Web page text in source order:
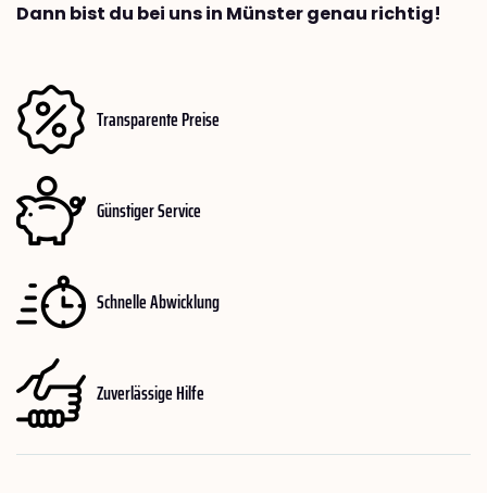
Dann bist du bei uns in Münster genau richtig!
Transparente Preise
Günstiger Service
Schnelle Abwicklung
Zuverlässige Hilfe